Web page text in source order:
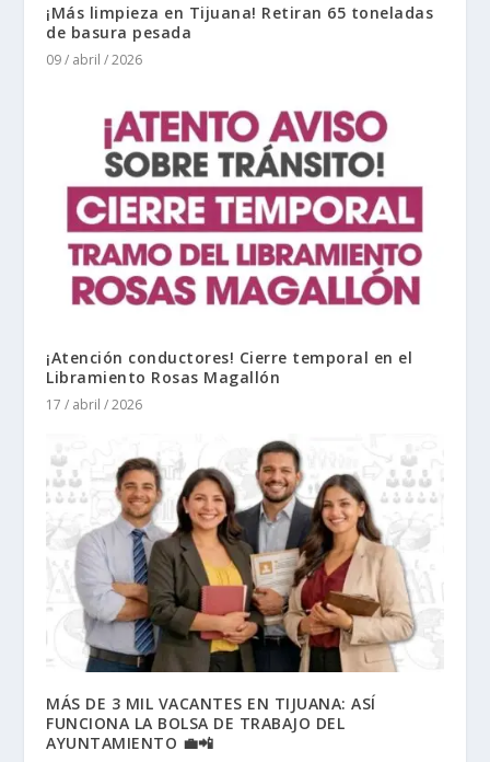
¡Más limpieza en Tijuana! Retiran 65 toneladas
de basura pesada
09 / abril / 2026
¡Atención conductores! Cierre temporal en el
Libramiento Rosas Magallón
17 / abril / 2026
MÁS DE 3 MIL VACANTES EN TIJUANA: ASÍ
FUNCIONA LA BOLSA DE TRABAJO DEL
AYUNTAMIENTO 💼📲